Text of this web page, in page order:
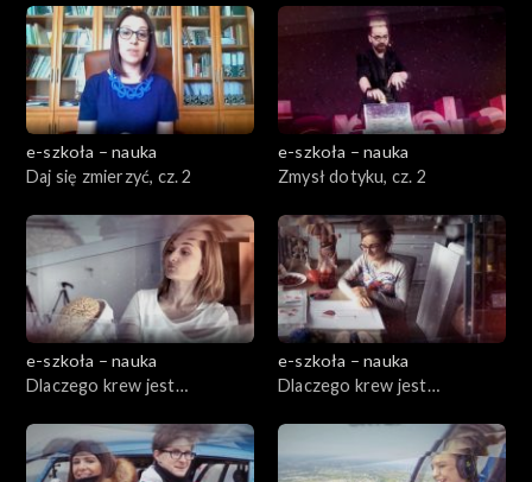
e-szkoła – nauka
Daj się zmierzyć, cz. 2
e-szkoła – nauka
Zmysł dotyku, cz. 2
e-szkoła – nauka
Dlaczego krew jest
e-szkoła – nauka
Dlaczego krew jest